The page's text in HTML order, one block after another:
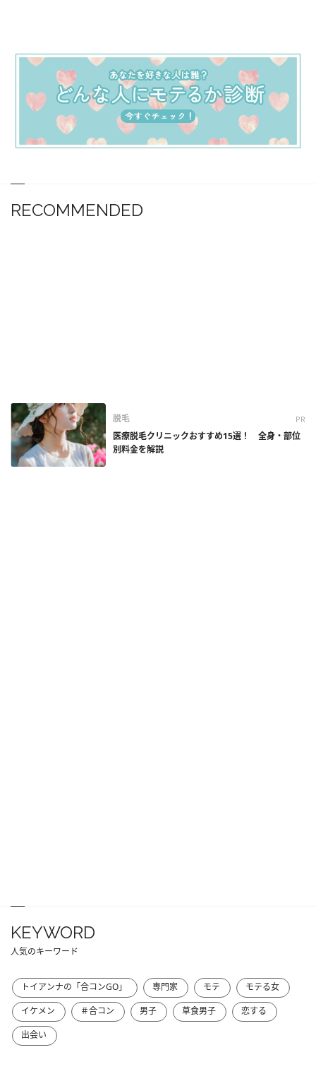
RECOMMENDED
脱毛 PR
医療脱毛クリニックおすすめ15選！ 全身・部位
別料金を解説
KEYWORD
人気のキーワード
トイアンナの「合コンGO」 専門家 モテ
モテる女
イケメン
＃合コン 男子 草食男子
恋する
出会い